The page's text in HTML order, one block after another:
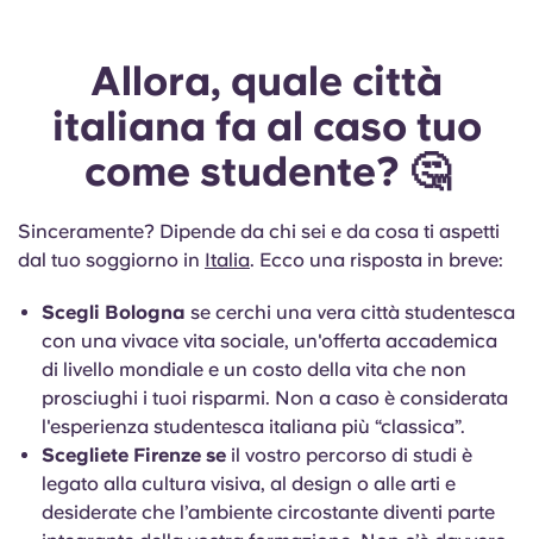
Allora, quale città
italiana fa al caso tuo
come studente? 🤔
Sinceramente? Dipende da chi sei e da cosa ti aspetti
dal tuo soggiorno in Italia. Ecco una risposta in breve:
Scegli Bologna se cerchi una vera città studentesca
con una vivace vita sociale, un'offerta accademica
di livello mondiale e un costo della vita che non
prosciughi i tuoi risparmi. Non a caso è considerata
l'esperienza studentesca italiana più “classica”.
Scegliete Firenze se il vostro percorso di studi è
legato alla cultura visiva, al design o alle arti e
desiderate che l’ambiente circostante diventi parte